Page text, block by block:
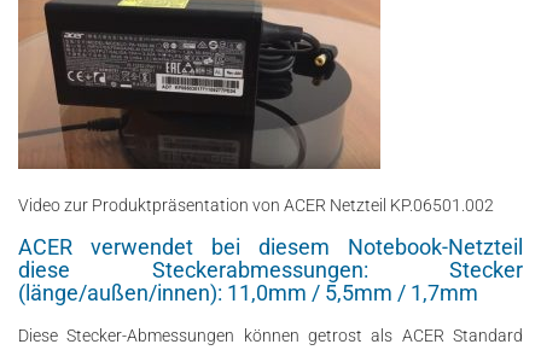
Video zur Produktpräsentation von ACER Netzteil KP.06501.002
ACER verwendet bei diesem Notebook-Netzteil
diese Steckerabmessungen: Stecker
(länge/außen/innen): 11,0mm / 5,5mm / 1,7mm
Diese Stecker-Abmessungen können getrost als ACER Standard